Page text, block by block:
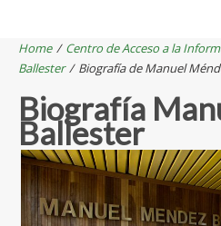
Home / Centro de Acceso a la
Ballester / Biografía de Manuel
Biografía
Ballester